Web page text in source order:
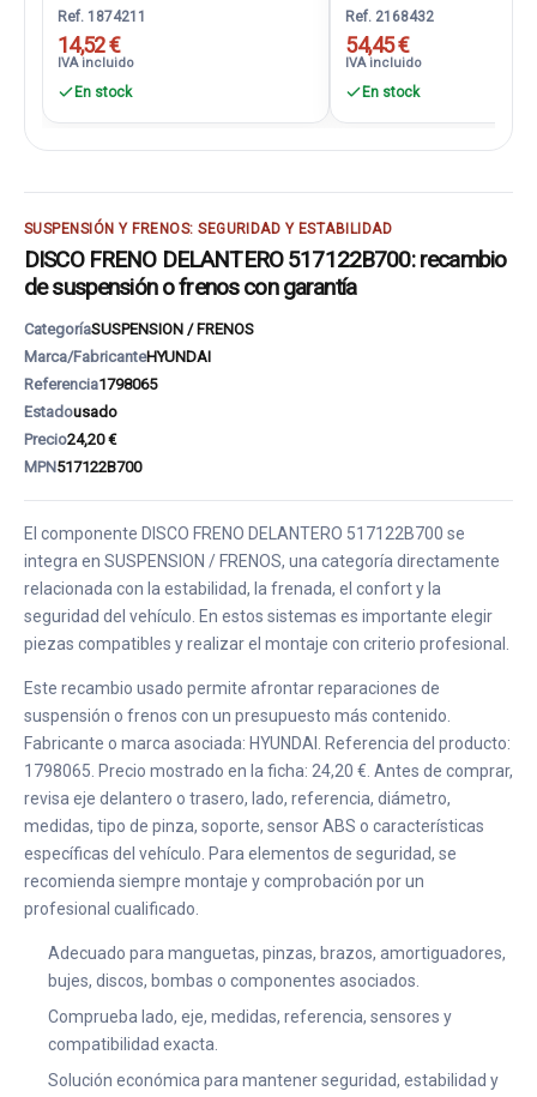
Ref. 1874211
14,52 €
IVA incluido
En stock
Ref. 2168432
54,45 €
IVA incluido
En stock
SUSPENSIÓN Y FRENOS: SEGURIDAD Y ESTABILIDAD
DISCO FRENO DELANTERO 517122B700: recambio
de suspensión o frenos con garantía
CategoríaSUSPENSION / FRENOS
Marca/FabricanteHYUNDAI
Referencia1798065
Estadousado
Precio24,20 €
MPN517122B700
El componente DISCO FRENO DELANTERO 517122B700 se
integra en SUSPENSION / FRENOS, una categoría directamente
relacionada con la estabilidad, la frenada, el confort y la
seguridad del vehículo. En estos sistemas es importante elegir
piezas compatibles y realizar el montaje con criterio profesional.
Este recambio usado permite afrontar reparaciones de
suspensión o frenos con un presupuesto más contenido.
Fabricante o marca asociada: HYUNDAI. Referencia del producto:
1798065. Precio mostrado en la ficha: 24,20 €. Antes de comprar,
revisa eje delantero o trasero, lado, referencia, diámetro,
medidas, tipo de pinza, soporte, sensor ABS o características
específicas del vehículo. Para elementos de seguridad, se
recomienda siempre montaje y comprobación por un
profesional cualificado.
Adecuado para manguetas, pinzas, brazos, amortiguadores,
bujes, discos, bombas o componentes asociados.
Comprueba lado, eje, medidas, referencia, sensores y
compatibilidad exacta.
Solución económica para mantener seguridad, estabilidad y